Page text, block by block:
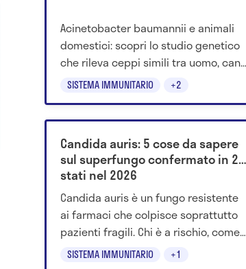
SISTEMA IMMUNITARIO +2
Acinetobacter baumannii e animali
domestici: scopri lo studio genetico
che rileva ceppi simili tra uomo, cani,
gatti e cavalli.
SISTEMA IMMUNITARIO +1
Candida auris: 5 cose da sapere
sul superfungo confermato in 26
stati nel 2026
Candida auris è un fungo resistente
ai farmaci che colpisce soprattutto
pazienti fragili. Chi è a rischio, come
si trasmette e perché preoccupa.